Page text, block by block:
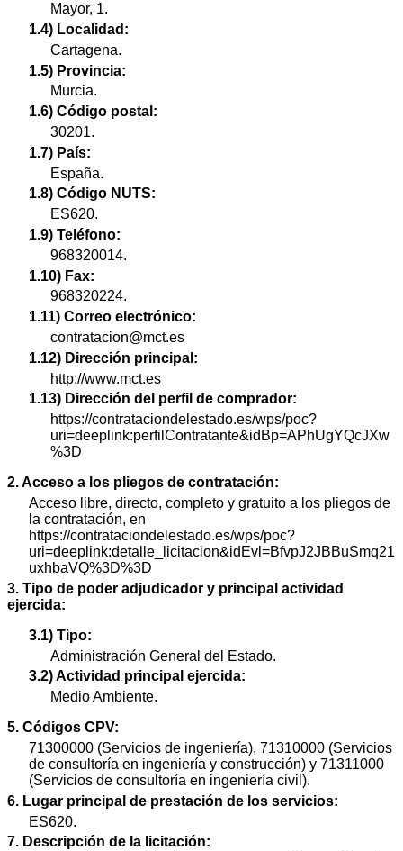
Mayor, 1.
1.4) Localidad:
Cartagena.
1.5) Provincia:
Murcia.
1.6) Código postal:
30201.
1.7) País:
España.
1.8) Código NUTS:
ES620.
1.9) Teléfono:
968320014.
1.10) Fax:
968320224.
1.11) Correo electrónico:
contratacion@mct.es
1.12) Dirección principal:
http://www.mct.es
1.13) Dirección del perfil de comprador:
https://contrataciondelestado.es/wps/poc?
uri=deeplink:perfilContratante&idBp=APhUgYQcJXw
%3D
2. Acceso a los pliegos de contratación:
Acceso libre, directo, completo y gratuito a los pliegos de
la contratación, en
https://contrataciondelestado.es/wps/poc?
uri=deeplink:detalle_licitacion&idEvl=BfvpJ2JBBuSmq21
uxhbaVQ%3D%3D
3. Tipo de poder adjudicador y principal actividad
ejercida:
3.1) Tipo:
Administración General del Estado.
3.2) Actividad principal ejercida:
Medio Ambiente.
5. Códigos CPV:
71300000 (Servicios de ingeniería), 71310000 (Servicios
de consultoría en ingeniería y construcción) y 71311000
(Servicios de consultoría en ingeniería civil).
6. Lugar principal de prestación de los servicios:
ES620.
7. Descripción de la licitación: